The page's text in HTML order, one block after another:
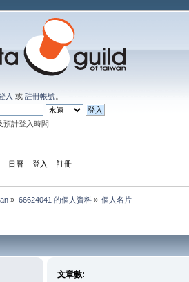
入 或 註冊帳號
預計登入時間
日曆 登入 註冊
» 66624041 的個人資料» 個人名片
文章數: